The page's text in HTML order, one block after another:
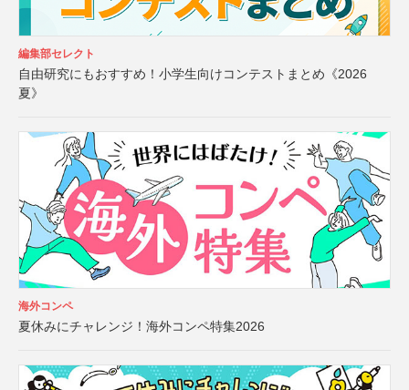
編集部セレクト
自由研究にもおすすめ！小学生向けコンテストまとめ《2026
夏》
海外コンペ
夏休みにチャレンジ！海外コンペ特集2026